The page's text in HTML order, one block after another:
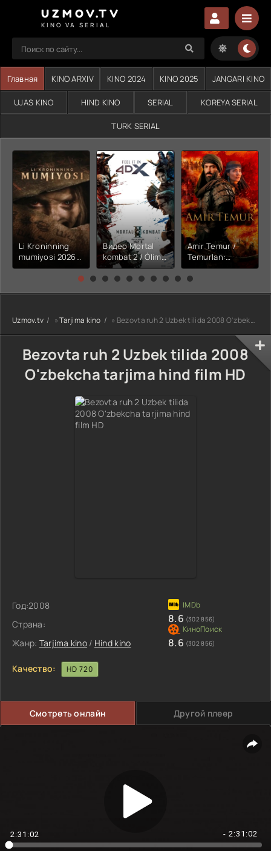
UZMOV.TV
KINO VA SERIAL
Главная KINO ARXIV KINO 2024 KINO 2025 JANGARI KINO
UJAS KINO HIND KINO SERIAL KOREYA SERIAL
TURK SERIAL
Li Kroninning
mumiyosi 2026
(uzbek tilida
kino) tarjima HD
Видео Mortal
kombat 2 / Ólim
jangi 2 (2026)
Uzbek tilida
Amir Temur /
Temurlan:
Fathchining
yuksalishi
tarjima kino Full
HD tas-ix
Uzmov.tv »Tarjima kino » Bezovta ruh 2 Uzbek tilida 2008 O'zbekcha tarjima hind film HD
Bezovta ruh 2 Uzbek tilida 2008
O'zbekcha tarjima hind film HD
Год:2008
Страна:
Жанр: Tarjima kino / Hind kino
8.6 (302 856)
8.6 (302 856)
Качество: HD 720
Смотреть онлайн Другой плеер
2:31:02 - 2:31:02